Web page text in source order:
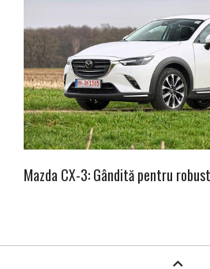
Mazda CX-3: Gândită pentru